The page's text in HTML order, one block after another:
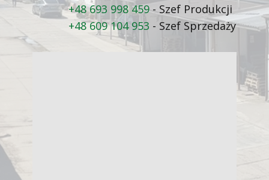
+48 693 998 459 - Szef Produkcji
+48 609 104 953 - Szef Sprzedaży